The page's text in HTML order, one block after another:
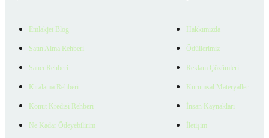
Emlakjet Blog
Satın Alma Rehberi
Satıcı Rehberi
Kiralama Rehberi
Konut Kredisi Rehberi
Ne Kadar Ödeyebilirim
Hakkımızda
Ödüllerimiz
Reklam Çözümleri
Kurumsal Materyaller
İnsan Kaynakları
İletişim